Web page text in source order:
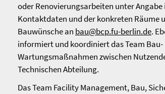
oder Renovierungsarbeiten unter Angabe
Kontaktdaten und der konkreten Räume
Bauwünsche an bau@bcp.fu-berlin.de.
informiert und koordiniert das Team Bau-
Wartungsmaßnahmen zwischen
Technischen Abteilung.
Das Team Facility Management, Bau,